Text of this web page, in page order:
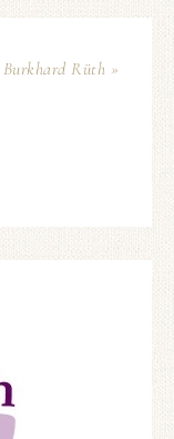
Burkhard Rüth »